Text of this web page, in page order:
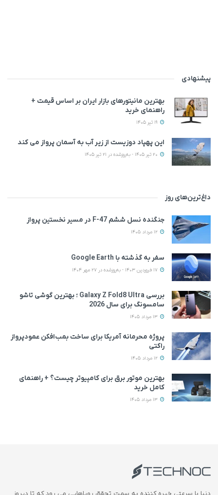
پیشنهادی
بهترین مانیتورهای بازار ایران بر اساس قیمت +
راهنمای خرید
این پهپاد دوزیست از زیر آب به آسمان پرواز می‌ کند
داغ‌ترین‌های روز
جنگنده نسل ششم F-47 در مسیر نخستین پرواز
سفر به گذشته با Google Earth
بررسی Galaxy Z Fold8 Ultra ؛ بهترین گوشی تاشو
سامسونگ برای سال 2026
پروژه محرمانه آمریکا برای ساخت بمب‌افکن عمودپرواز
راکتی
بهترین موتور برق برای کامپیوتر چیست؟ + راهنمای
کامل خرید